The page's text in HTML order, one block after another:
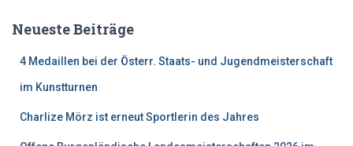
n
Neueste Beiträge
4 Medaillen bei der Österr. Staats- und Jugendmeisterschaft
im Kunstturnen
Charlize Mörz ist erneut Sportlerin des Jahres